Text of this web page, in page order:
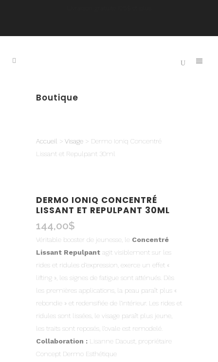
Boutique
Accueil > Visage > Dermo Ioniq Concentré
Lissant et Repulpant 30ml
DERMO IONIQ CONCENTRÉ
LISSANT ET REPULPANT 30ML
144,00$
Véritable booster de jeunesse, le Concentré
Lissant Repulpant agit visiblement sur les
rides et ridules d’expression, exerce un effet «
lifting », les signes de fatigue sont atténués. Dès
les premières applications, la peau paraît plus «
rebondie » et redensifiée de l’intérieur. Les rides et
ridules sont lissées, le visage paraît plus jeune,
les traits sont reposés, l’ovale est remodelé.
Collaboration : Lisanne Daoust, propriétaire
Concept Dermo Esthétique